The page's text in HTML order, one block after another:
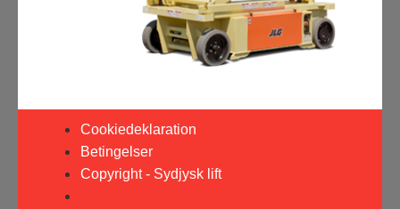
Cookiedeklaration
Betingelser
Copyright - Sydjysk lift